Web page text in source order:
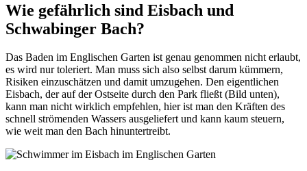
Wie gefährlich sind Eisbach und
Schwabinger Bach?
Das Baden im Englischen Garten ist genau genommen nicht erlaubt,
es wird nur toleriert. Man muss sich also selbst darum kümmern,
Risiken einzuschätzen und damit umzugehen. Den eigentlichen
Eisbach, der auf der Ostseite durch den Park fließt (Bild unten),
kann man nicht wirklich empfehlen, hier ist man den Kräften des
schnell strömenden Wassers ausgeliefert und kann kaum steuern,
wie weit man den Bach hinuntertreibt.